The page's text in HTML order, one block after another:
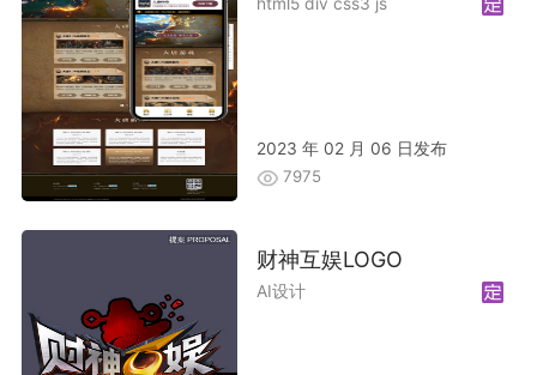
html5 div css3 js
2023 年 02 月 06 日发布
7975
财神互娱LOGO
AI设计